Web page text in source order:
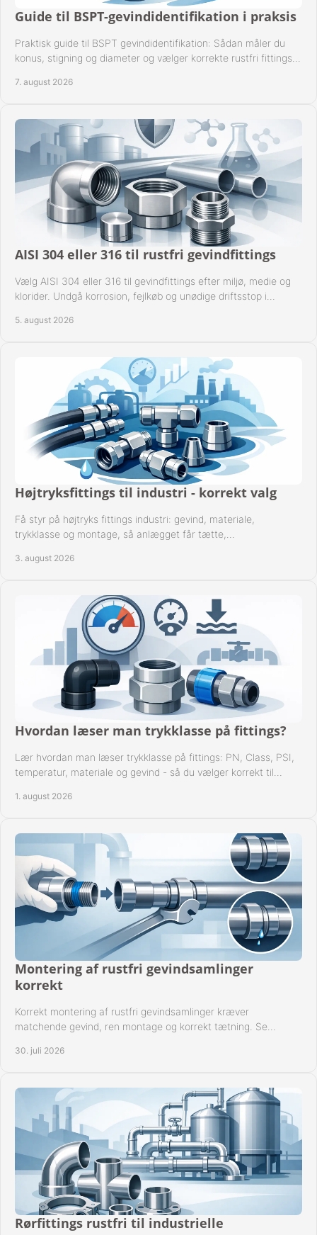
Guide til BSPT-gevindidentifikation i praksis
Praktisk guide til BSPT gevindidentifikation: Sådan måler du
konus, stigning og diameter og vælger korrekte rustfri fittings
7. august 2026
AISI 304 eller 316 til rustfri gevindfittings
Vælg AISI 304 eller 316 til gevindfittings efter miljø, medie og
klorider. Undgå korrosion, fejlkøb og unødige driftsstop i
5. august 2026
Højtryksfittings til industri - korrekt valg
Få styr på højtryks fittings industri: gevind, materiale,
trykklasse og montage, så anlægget får tætte,
3. august 2026
Hvordan læser man trykklasse på fittings?
Lær hvordan man læser trykklasse på fittings: PN, Class, PSI,
temperatur, materiale og gevind - så du vælger korrekt til
1. august 2026
Montering af rustfri gevindsamlinger
korrekt
Korrekt montering af rustfri gevindsamlinger kræver
matchende gevind, ren montage og korrekt tætning. Se
30. juli 2026
Rørfittings rustfri til industrielle